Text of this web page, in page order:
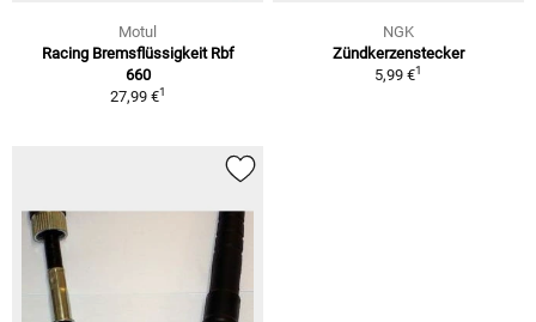
Motul
Racing Bremsflüssigkeit Rbf
660
27,99 €1
NGK
Zündkerzenstecker
5,99 €1